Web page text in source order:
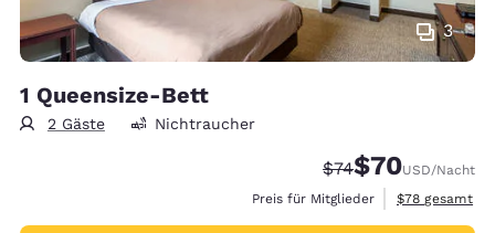
3
1 Queensize-Bett
2 Gäste Nichtraucher
Durchgestrichener
$74Vergünstigter
$70USD/Nacht
Preis für Mitglieder
Geschätzte
$78 gesamt